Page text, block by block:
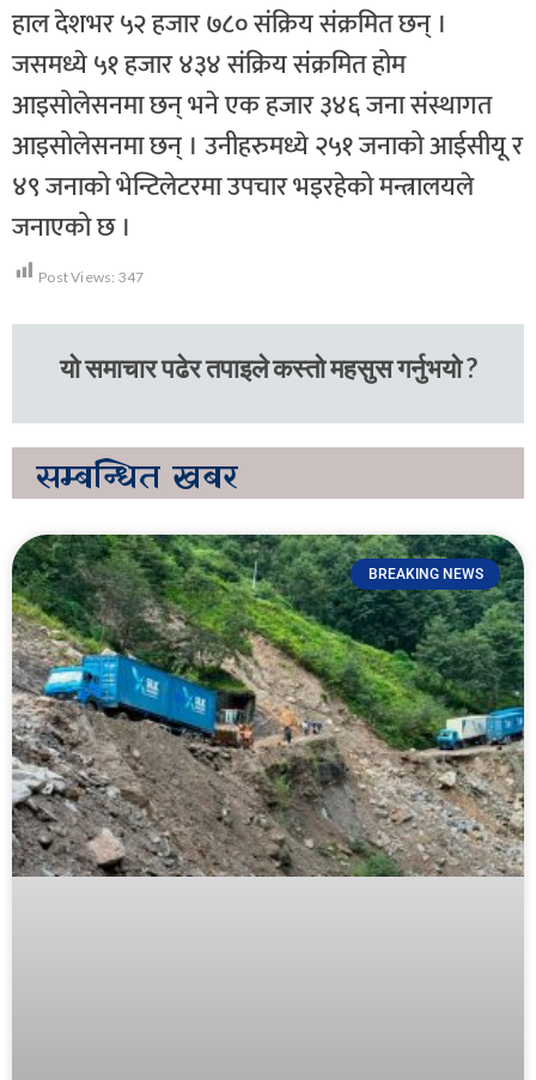
हाल देशभर ५२ हजार ७८० संक्रिय संक्रमित छन् ।
जसमध्ये ५१ हजार ४३४ संक्रिय संक्रमित होम
आइसोलेसनमा छन् भने एक हजार ३४६ जना संस्थागत
आइसोलेसनमा छन् । उनीहरुमध्ये २५१ जनाको आईसीयू र
४९ जनाको भेन्टिलेटरमा उपचार भइरहेको मन्त्रालयले
जनाएको छ ।
Post Views: 347
यो समाचार पढेर तपाइले कस्तो महसुस गर्नुभयो ?
सम्बन्धित खबर
BREAKING NEWS